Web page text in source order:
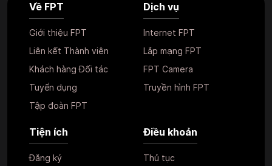
Về FPT
Giới thiệu FPT
Liên kết Thành viên
Khách hàng Đối tác
Tuyển dụng
Tập đoàn FPT
Dịch vụ
Internet FPT
Lắp mạng FPT
FPT Camera
Truyền hình FPT
Tiện ích
Đăng ký
Điều khoản
Thủ tục